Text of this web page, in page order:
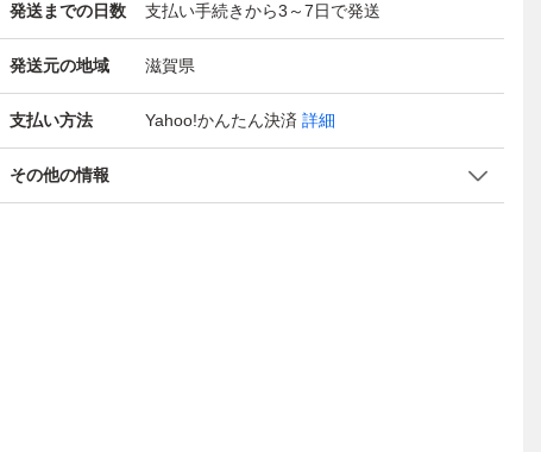
発送までの日数 支払い手続きから3～7日で発送
発送元の地域 滋賀県
支払い方法 Yahoo!かんたん決済 詳細
その他の情報